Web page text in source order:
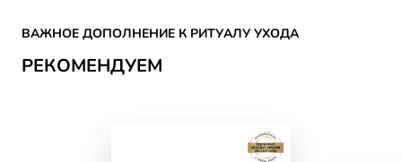
РЕКОМЕНДУЕМ
ВАЖНОЕ ДОПОЛНЕНИЕ К РИТУАЛУ УХОДА